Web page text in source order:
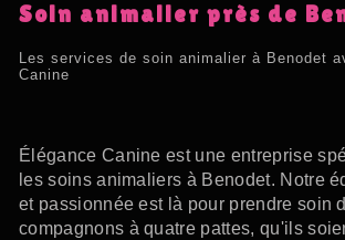
Soin animalier près de
Les services de soin animalier à Benodet
Canine
Élégance Canine est une entreprise
les soins animaliers à Benodet. Notre
et passionnée est là pour prendre soin
compagnons à quatre pattes, qu'ils